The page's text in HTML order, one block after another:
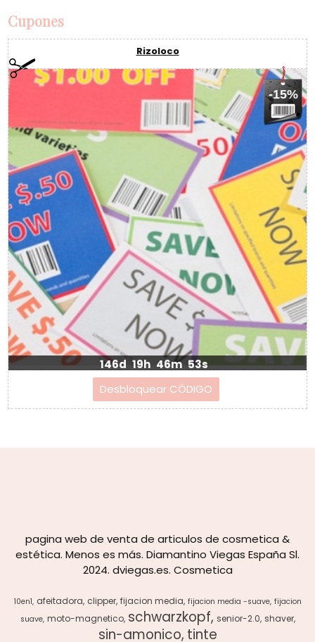
Cupones
Rizoloco
-15%
146d 19h 46m 53s
pagina web de venta de articulos de cosmetica &
estética. Menos es más. Diamantino Viegas España Sl.
2024. dviegas.es. Cosmetica
10en1 afeitadora clipper fijacion media fijacion media -suave fijacion
suave moto-magnetico schwarzkopf senior-2.0 shaver
sin-amonico tinte